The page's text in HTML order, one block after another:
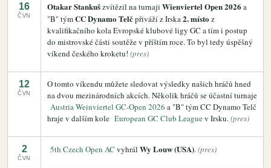
16
ČVN
Otakar Stankušzvítězil na turnaji Wienviertel Open 2026 a
"B" týmCC Dynamo Telčpřiváží z Irska2. místo z
kvalifikačního kola Evropské klubové ligy GC a tím i postup
do mistrovské části soutěže v příštím roce. To byl tedy úspěšný
víkend českého kroketu! (pres)
12
ČVN
O tomto víkendu můžete sledovat výsledky našich hráčů hned
na dvou mezinárodních akcích. Několik hráčů se účastní turnaje
Austria Weinviertel GC-Open 2026 a "B" tým CC Dynamo Telč
hraje v dalším kole European GC Club Leaguev Irsku.(pres)
2
ČVN
5th Czech Open AC vyhrálWy Louw (USA).(pres)